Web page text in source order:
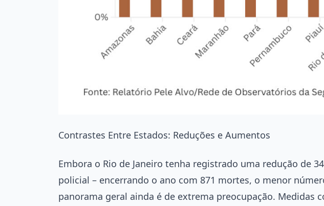
Contrastes Entre Estados: Reduções e Aumentos
Embora o Rio de Janeiro tenha registrado uma redução de
policial – encerrando o ano com 871 mortes, o menor
panorama geral ainda é de extrema preocupação. Medidas